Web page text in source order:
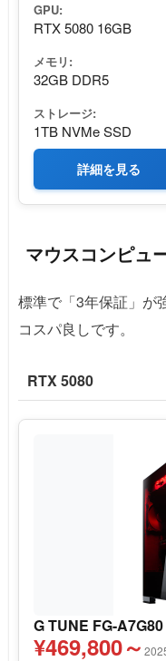
GPU:
RTX 5080 16GB
メモリ:
32GB DDR5
ストレージ:
1TB NVMe SSD
詳細を見る
マウスコンピュ
標準で「3年保証」が
コスパ良しです。
RTX 5080
G TUNE FG-A7G80
¥469,800～